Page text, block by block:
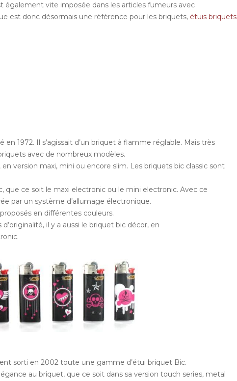
également vite imposée dans les articles fumeurs avec
est donc désormais une référence pour les briquets, étuis briquets
1972. Il s’agissait d’un briquet à flamme réglable. Mais très
avec de nombreux modèles.
version maxi, mini ou encore slim. Les briquets bic classic sont
que ce soit le maxi electronic ou le mini electronic. Avec ce
par un système d’allumage électronique.
en différentes couleurs.
il y a aussi le briquet bic décor, en
sorti en 2002 toute une gamme d’étui briquet Bic.
au briquet, que ce soit dans sa version touch series, metal